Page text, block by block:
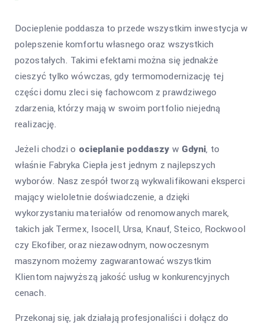
Docieplenie poddasza to przede wszystkim inwestycja w
polepszenie komfortu własnego oraz wszystkich
pozostałych. Takimi efektami można się jednakże
cieszyć tylko wówczas, gdy termomodernizację tej
części domu zleci się fachowcom z prawdziwego
zdarzenia, którzy mają w swoim portfolio niejedną
realizację.
Jeżeli chodzi o ocieplanie poddaszy w Gdyni, to
właśnie Fabryka Ciepła jest jednym z najlepszych
wyborów. Nasz zespół tworzą wykwalifikowani eksperci
mający wieloletnie doświadczenie, a dzięki
wykorzystaniu materiałów od renomowanych marek,
takich jak Termex, Isocell, Ursa, Knauf, Steico, Rockwool
czy Ekofiber, oraz niezawodnym, nowoczesnym
maszynom możemy zagwarantować wszystkim
Klientom najwyższą jakość usług w konkurencyjnych
cenach.
Przekonaj się, jak działają profesjonaliści i dołącz do